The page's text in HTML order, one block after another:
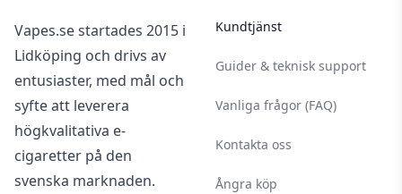
Vapes.se startades 2015 i
Lidköping och drivs av
entusiaster, med mål och
syfte att leverera
högkvalitativa e-
cigaretter på den
svenska marknaden.
Kundtjänst
Guider & teknisk support
Vanliga frågor (FAQ)
Kontakta oss
Ångra köp